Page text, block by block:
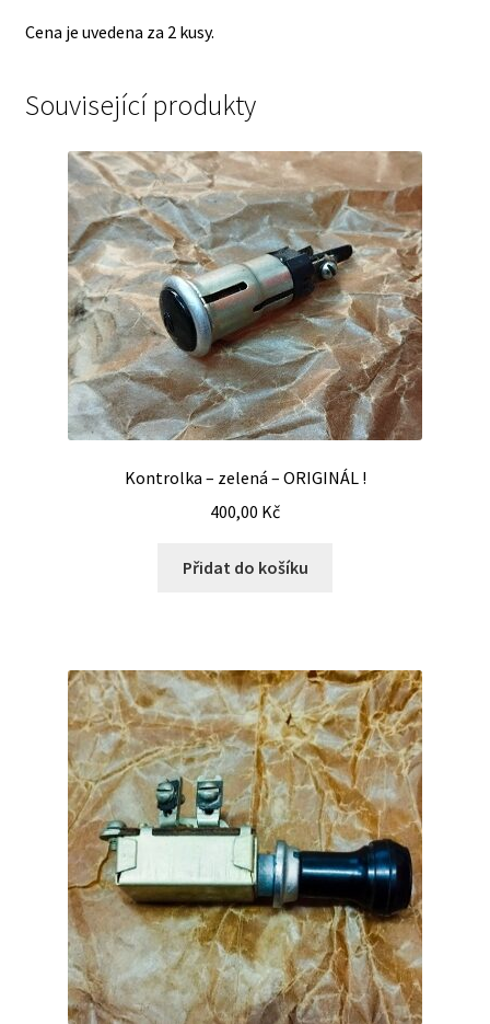
Cena je uvedena za 2 kusy.
Související produkty
Kontrolka – zelená – ORIGINÁL !
400,00 Kč
Přidat do košíku